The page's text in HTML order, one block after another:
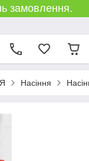
замовлення.
Насіння